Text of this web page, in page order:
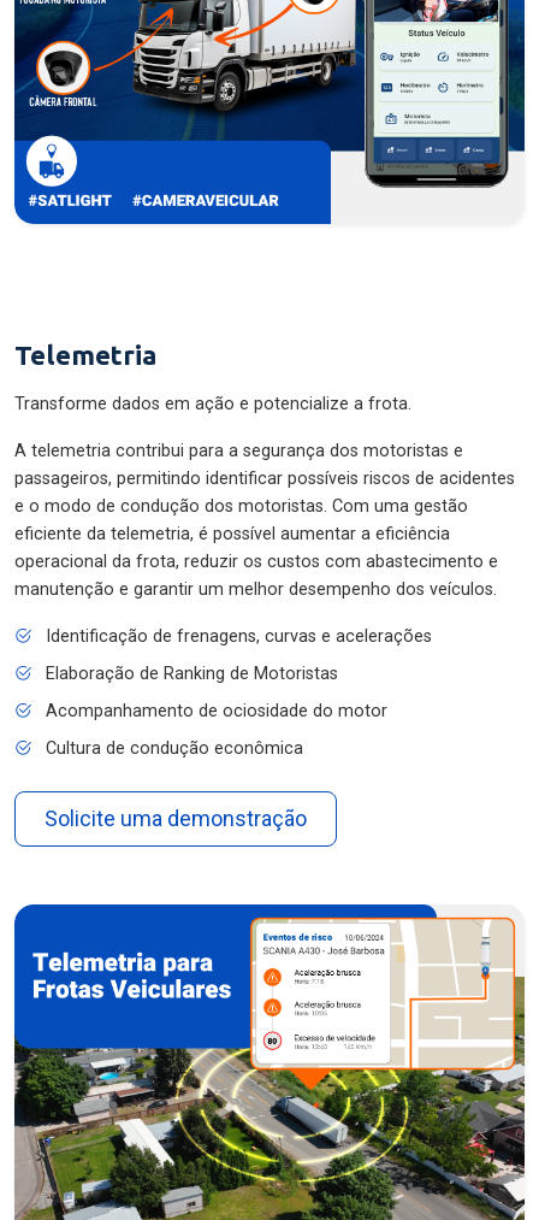
Telemetria
Transforme dados em ação e potencialize a frota.
A telemetria contribui para a segurança dos motoristas e
passageiros, permitindo identificar possíveis riscos de acidentes
e o modo de condução dos motoristas. Com uma gestão
eficiente da telemetria, é possível aumentar a eficiência
operacional da frota, reduzir os custos com abastecimento e
manutenção e garantir um melhor desempenho dos veículos.
Identificação de frenagens, curvas e acelerações
Elaboração de Ranking de Motoristas
Acompanhamento de ociosidade do motor
Cultura de condução econômica
Solicite uma demonstração